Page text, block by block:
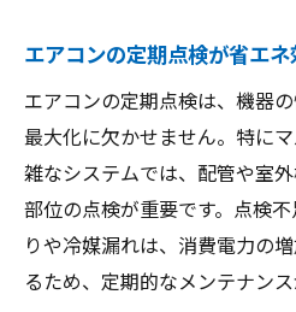
エアコンの定期点検が省エ
エアコンの定期点検は、機器
最大化に欠かせません。特に
雑なシステムでは、配管や室
部位の点検が重要です。点検
りや冷媒漏れは、消費電力の
るため、定期的なメンテナンス